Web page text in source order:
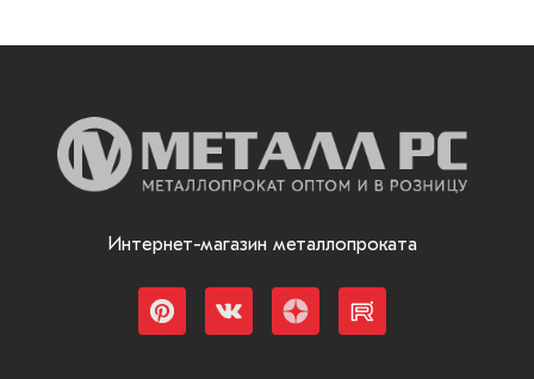
Интернет-магазин металлопроката